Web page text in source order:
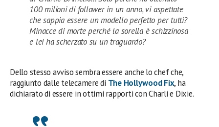
100 milioni di follower in un anno, vi aspettate
che sappia essere un modello perfetto per tutti?
Minacce di morte perché la sorella è schizzinosa
e lei ha scherzato su un traguardo?
Dello stesso avviso sembra essere anche lo chef che,
raggiunto dalle telecamere di The Hollywood Fix, ha
dichiarato di essere in ottimi rapporti con Charli e Dixie.